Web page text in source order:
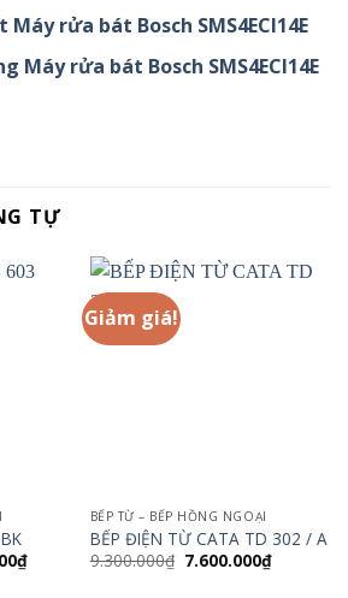
rửa bát Bosch SMS4ECI14E
Máy rửa bát Bosch SMS4ECI14E
TỰ
₫Giá
hiện
Giảm giá!
BẾP TỪ – BẾP HỒNG NGOẠI
BẾP ĐIỆN TỪ CATA TD 302 / A
9.300.000₫ Giá
gốc
7.600.000₫Giá
hiện